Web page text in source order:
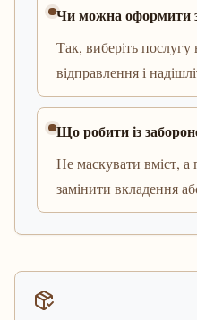
Чи можна оформити
Так, виберіть послугу
відправлення і
Що робити із
Не маскувати вміст, а
замінити вкладення